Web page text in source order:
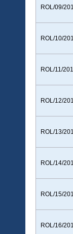
ROL/09/
ROL/10/
ROL/11/
ROL/12/
ROL/13/
ROL/14/
ROL/15/
ROL/16/